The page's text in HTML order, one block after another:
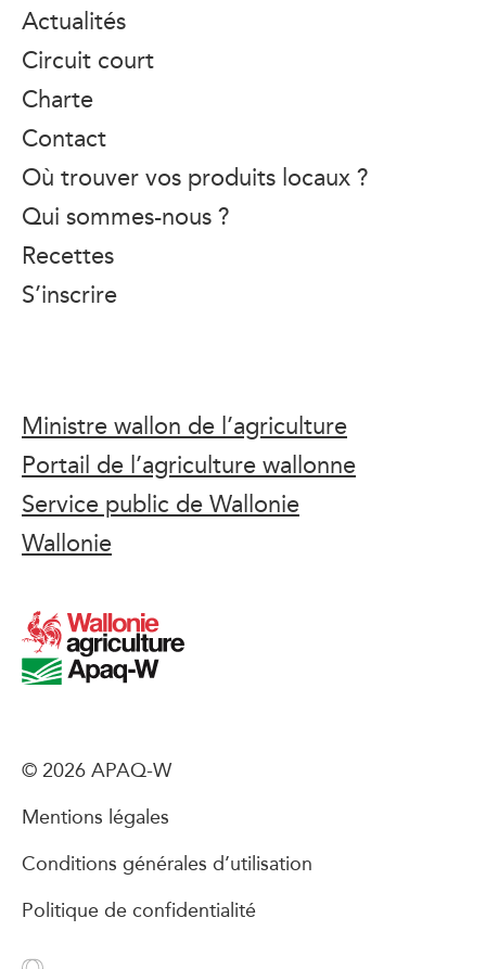
Actualités
Circuit court
Charte
Contact
Où trouver vos produits locaux ?
Qui sommes-nous ?
Recettes
S’inscrire
Ministre wallon de l’agriculture
Portail de l’agriculture wallonne
Service public de Wallonie
Wallonie
© 2026 APAQ-W
Mentions légales
Conditions générales d’utilisation
Politique de confidentialité